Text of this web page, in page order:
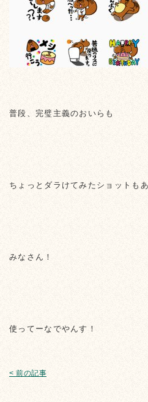
普段、完璧主義のおいらも
ちょっとダラけてみたショットも
みなさん！
使ってーなでやんす！
< 前の記事